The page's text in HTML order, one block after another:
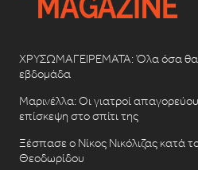
ΧΡΥΣΩΜΑΓΕΙΡΕΜΑΤΑ: Όλα όσα θα
εβδομάδα
Μαρινέλλα: Οι γιατροί
επίσκεψη στο σπίτι της
Ξέσπασε ο Νίκος Νικόλιζας κατά
Θεοδωρίδου